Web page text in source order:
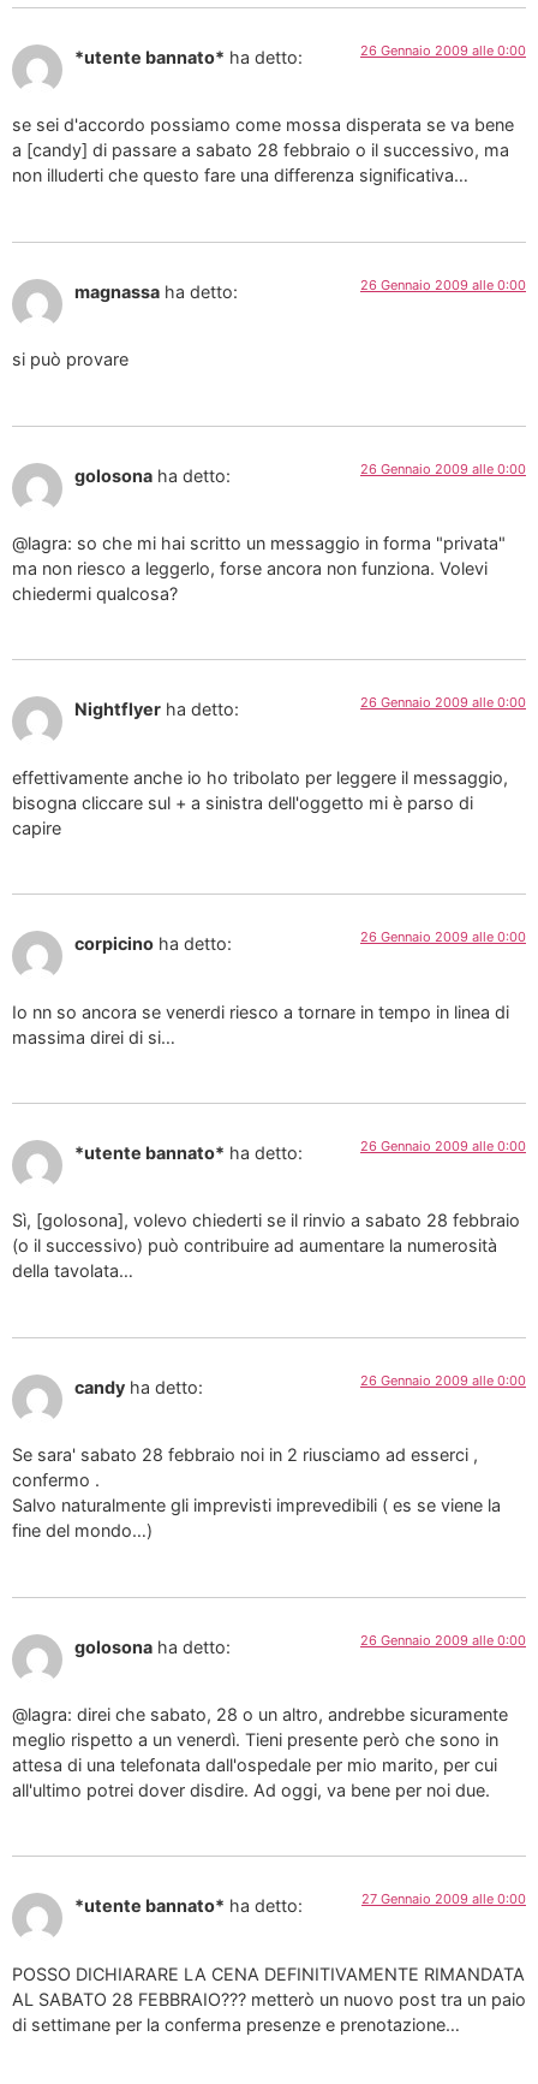
*utente bannato* ha detto: 26 Gennaio 2009 alle 0:00
se sei d'accordo possiamo come mossa disperata se va bene
a [candy] di passare a sabato 28 febbraio o il successivo, ma
non illuderti che questo fare una differenza significativa…
magnassa ha detto: 26 Gennaio 2009 alle 0:00
si può provare
golosona ha detto: 26 Gennaio 2009 alle 0:00
@lagra: so che mi hai scritto un messaggio in forma "privata"
ma non riesco a leggerlo, forse ancora non funziona. Volevi
chiedermi qualcosa?
Nightflyer ha detto: 26 Gennaio 2009 alle 0:00
effettivamente anche io ho tribolato per leggere il messaggio,
bisogna cliccare sul + a sinistra dell'oggetto mi è parso di
capire
corpicino ha detto: 26 Gennaio 2009 alle 0:00
Io nn so ancora se venerdi riesco a tornare in tempo in linea di
massima direi di si…
*utente bannato* ha detto: 26 Gennaio 2009 alle 0:00
Sì, [golosona], volevo chiederti se il rinvio a sabato 28 febbraio
(o il successivo) può contribuire ad aumentare la numerosità
della tavolata…
candy ha detto: 26 Gennaio 2009 alle 0:00
Se sara' sabato 28 febbraio noi in 2 riusciamo ad esserci ,
confermo .
Salvo naturalmente gli imprevisti imprevedibili ( es se viene la
fine del mondo…)
golosona ha detto: 26 Gennaio 2009 alle 0:00
@lagra: direi che sabato, 28 o un altro, andrebbe sicuramente
meglio rispetto a un venerdì. Tieni presente però che sono in
attesa di una telefonata dall'ospedale per mio marito, per cui
all'ultimo potrei dover disdire. Ad oggi, va bene per noi due.
*utente bannato* ha detto: 27 Gennaio 2009 alle 0:00
POSSO DICHIARARE LA CENA DEFINITIVAMENTE RIMANDATA
AL SABATO 28 FEBBRAIO??? metterò un nuovo post tra un paio
di settimane per la conferma presenze e prenotazione…